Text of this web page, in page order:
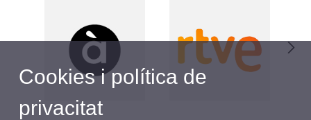
Cookies i política de
privacitat